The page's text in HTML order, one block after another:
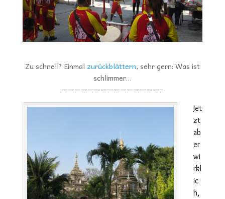
Zu schnell? Einmal zurückblättern, sehr gern: Was ist
schlimmer…
———————————————–
Jet
zt
ab
er
wi
rkl
ic
h,